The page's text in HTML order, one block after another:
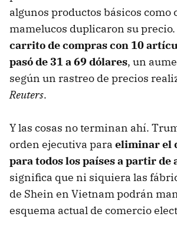
algunos productos básicos como
mamelucos duplicaron su
carrito de compras con 10
pasó de 31 a 69 dólares, un
según un rastreo de precios
Reuters.
Y las cosas no terminan ahí.
orden ejecutiva para eliminar el
para todos los países a partir de
significa que ni siquiera las
de Shein en Vietnam podrán
esquema actual de comercio